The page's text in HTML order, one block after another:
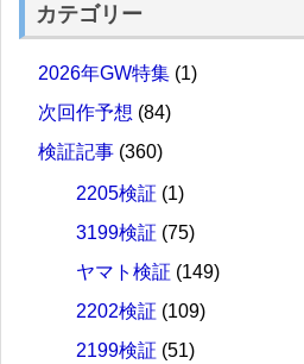
カテゴリー
2026年GW特集 (1)
次回作予想 (84)
検証記事 (360)
2205検証 (1)
3199検証 (75)
ヤマト検証 (149)
2202検証 (109)
2199検証 (51)